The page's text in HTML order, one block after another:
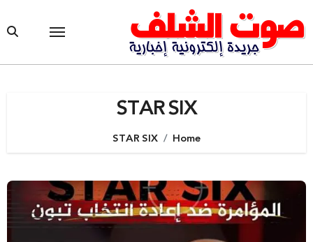
to
content
STAR SIX
Home
STAR SIX